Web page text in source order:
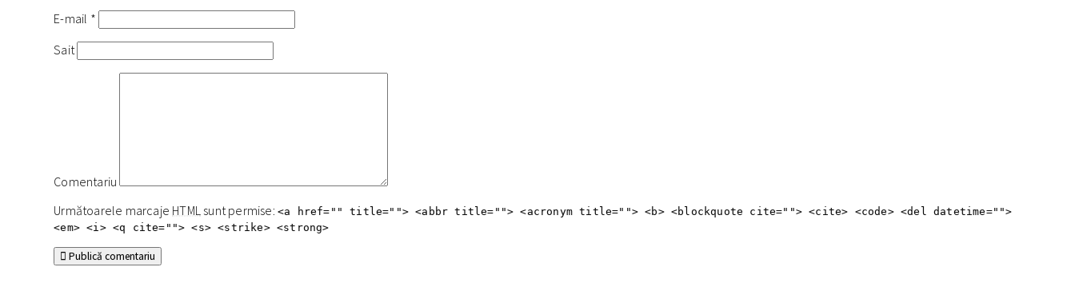
E-mail *
Sait
Comentariu
Următoarele marcaje HTMLsunt permise:<a href="" title=""> <abbr title=""> <acronym title=""> <b> <blockquote cite=""> <cite> <code> <del datetime="">
<em> <i> <q cite=""> <s> <strike> <strong>
Publică comentariu